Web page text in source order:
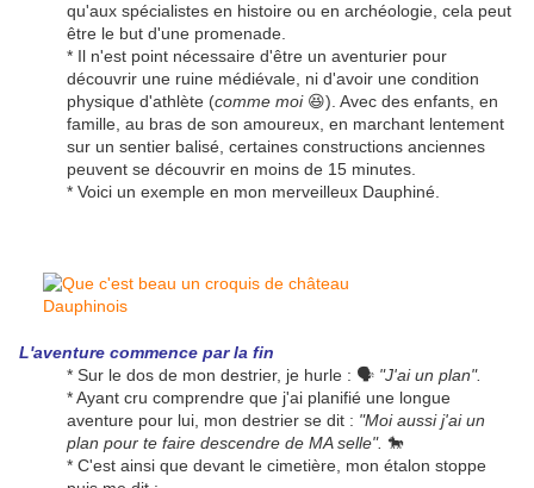
qu'aux spécialistes en histoire ou en archéologie, cela peut
être le but d'une promenade.
* Il n'est point nécessaire d'être un aventurier pour
découvrir une ruine médiévale, ni d'avoir une condition
physique d'athlète (comme moi 😆). Avec des enfants, en
famille, au bras de son amoureux, en marchant lentement
sur un sentier balisé, certaines constructions anciennes
peuvent se découvrir en moins de 15 minutes.
* Voici un exemple en mon merveilleux Dauphiné.
L'aventure commence par la fin
* Sur le dos de mon destrier, je hurle : 🗣 "J'ai un plan".
* Ayant cru comprendre que j'ai planifié une longue
aventure pour lui, mon destrier se dit : "Moi aussi j'ai un
plan pour te faire descendre de MA selle". 🐎
* C'est ainsi que devant le cimetière, mon étalon stoppe